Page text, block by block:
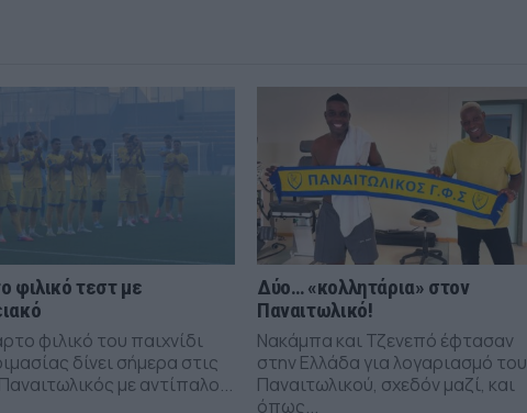
φιλικό τεστ με
φιλικό του παιχνίδι
δίνει σήμερα στις
με αντίπαλο...
Δύο… «κολλητάρια» στον
Παναιτωλικό!
Νακάμπα και Τζενεπό έφτασαν
στην Ελλάδα για λογαριασμό του
Παναιτωλικού, σχεδόν μαζί, και
όπως...